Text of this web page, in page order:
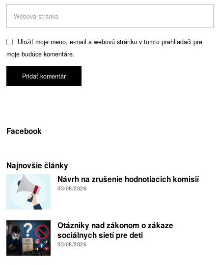
Uložiť moje meno, e-mail a webovú stránku v tomto prehliadači pre
moje budúce komentáre.
Facebook
Najnovšie články
Návrh na zrušenie hodnotiacich komisií
03/08/2026
Otázniky nad zákonom o zákaze
sociálnych sietí pre deti
03/08/2026